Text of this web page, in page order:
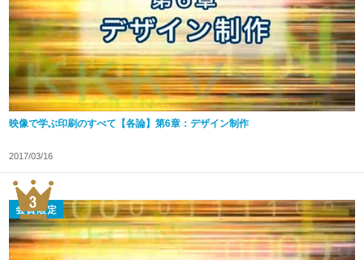
映像で学ぶ印刷のすべて【各論】第6章：デザイン制作
2017/03/16